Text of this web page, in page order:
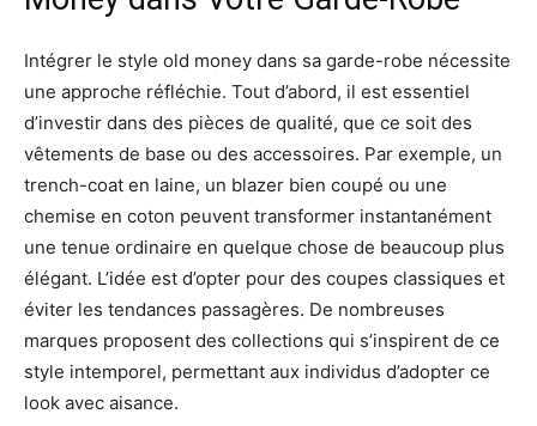
Intégrer le style old money dans sa garde-robe nécessite
une approche réfléchie. Tout d’abord, il est essentiel
d’investir dans des pièces de qualité, que ce soit des
vêtements de base ou des accessoires. Par exemple, un
trench-coat en laine, un blazer bien coupé ou une
chemise en coton peuvent transformer instantanément
une tenue ordinaire en quelque chose de beaucoup plus
élégant. L’idée est d’opter pour des coupes classiques et
éviter les tendances passagères. De nombreuses
marques proposent des collections qui s’inspirent de ce
style intemporel, permettant aux individus d’adopter ce
look avec aisance.